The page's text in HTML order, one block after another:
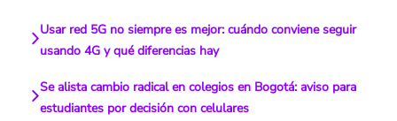
Usar red 5G no siempre es mejor: cuándo conviene seguir
usando 4G y qué diferencias hay
Se alista cambio radical en colegios en Bogotá: aviso para
estudiantes por decisión con celulares